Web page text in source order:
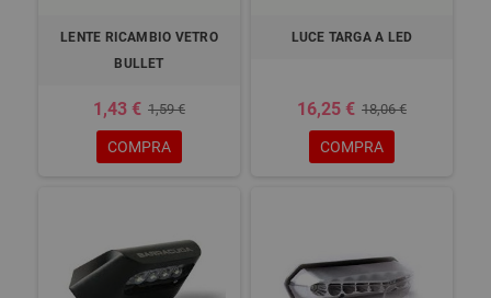
LENTE RICAMBIO VETRO
BULLET
1,43 € 1,59 €
COMPRA
LUCE TARGA A LED
16,25 € 18,06 €
COMPRA